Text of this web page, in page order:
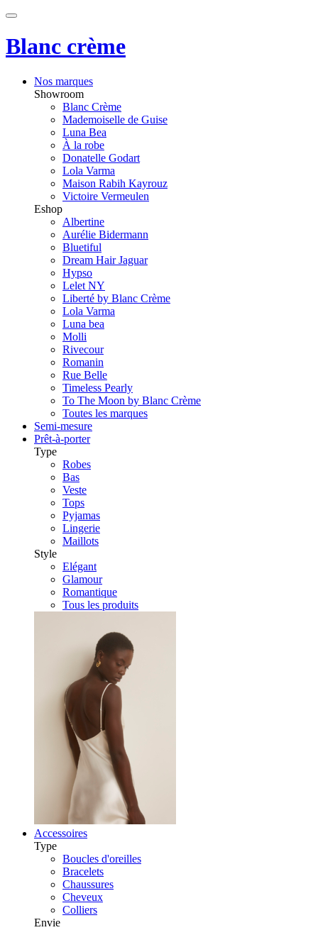
Blanc crème
Nos marques
Showroom
Blanc Crème
Mademoiselle de Guise
Luna Bea
À la robe
Donatelle Godart
Lola Varma
Maison Rabih Kayrouz
Victoire Vermeulen
Eshop
Albertine
Aurélie Bidermann
Bluetiful
Dream Hair Jaguar
Hypso
Lelet NY
Liberté by Blanc Crème
Lola Varma
Luna bea
Molli
Rivecour
Romanin
Rue Belle
Timeless Pearly
To The Moon by Blanc Crème
Toutes les marques
Semi-mesure
Prêt-à-porter
Type
Robes
Bas
Veste
Tops
Pyjamas
Lingerie
Maillots
Style
Elégant
Glamour
Romantique
Tous les produits
Accessoires
Type
Boucles d'oreilles
Bracelets
Chaussures
Cheveux
Colliers
Envie